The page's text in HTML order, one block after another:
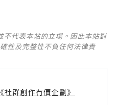
不代表本站的立場。因此本站對
性及完整性不負任何法律責
社群創作有價企劃》